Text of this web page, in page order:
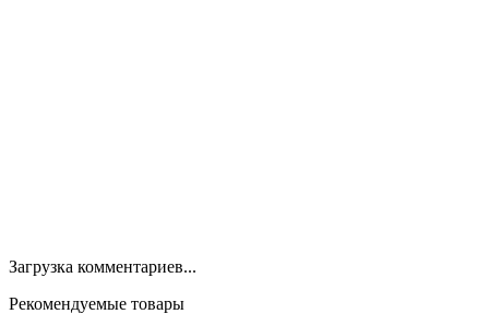
Загрузка комментариев...
Рекомендуемые товары